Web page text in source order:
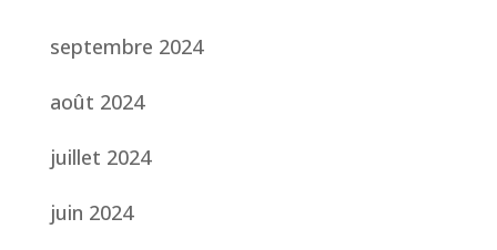
septembre 2024
août 2024
juillet 2024
juin 2024